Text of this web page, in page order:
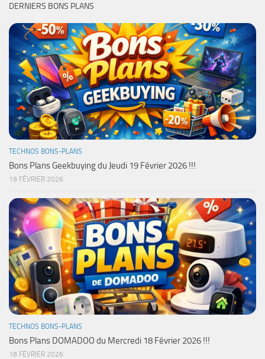
DERNIERS BONS PLANS
TECHNOS BONS-PLANS
Bons Plans Geekbuying du Jeudi 19 Février 2026 !!!
19 FÉVRIER 2026
TECHNOS BONS-PLANS
Bons Plans DOMADOO du Mercredi 18 Février 2026 !!!
18 FÉVRIER 2026